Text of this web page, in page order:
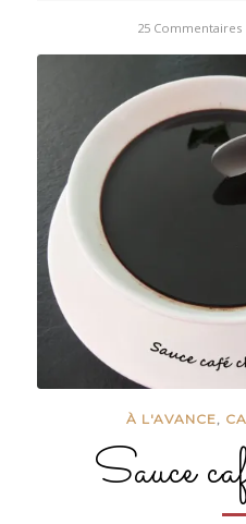
25 Commentaires
/
À L'AVANCE,
Sauce